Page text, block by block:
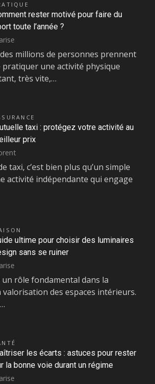
rester motivé pour faire du
toute l’année ?
millions de personnes prennent
une activité physique
très vite,…
taxi : protégez votre activité au
prix
taxi, c’est bien plus qu’un simple
activité indépendante qui engage
ultime pour choisir des luminaires
sans se ruiner
rôle fondamental dans la
des espaces intérieurs.
les écarts : astuces pour rester
la bonne voie durant un régime